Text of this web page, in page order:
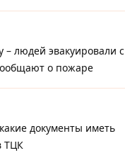
– людей эвакуировали с
о пожаре
документы иметь
ТЦК